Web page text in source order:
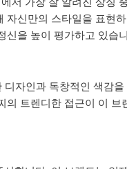
자신만의 스타일을 표현
신을 높이 평가하고 있습
자인과 독창적인 색감
의 트렌디한 접근이 이 브